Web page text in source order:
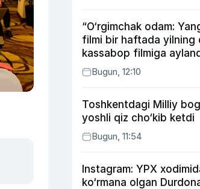
“O‘rgimchak odam:
filmi bir haftada yilning
kassabop filmiga
Bugun, 12:10
Toshkentdagi Milliy
yoshli qiz cho‘kib ketdi
Bugun, 11:54
Instagram: YPX
ko‘rmana olgan